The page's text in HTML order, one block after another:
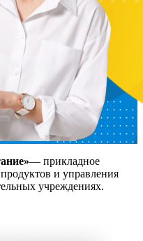
— прикладное
и управления
учреждениях.